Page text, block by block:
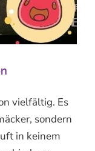
vielfältig. Es
sondern
in keinem